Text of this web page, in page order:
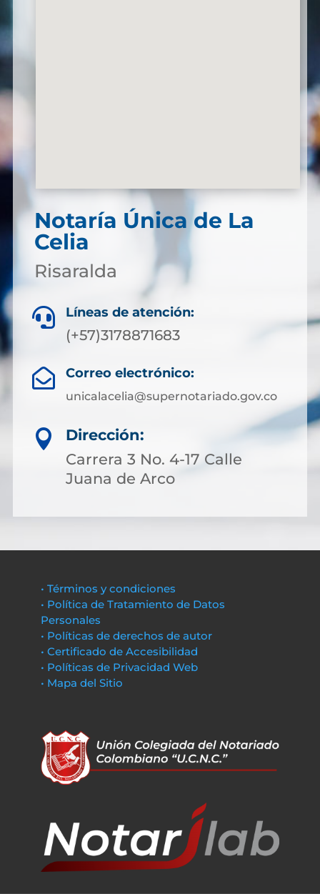
Notaría Única de La
Celia
Risaralda
 Líneas de atención:
(+57)3178871683
 Correo electrónico:
unicalacelia@supernotariado.gov.co

Dirección:
Carrera 3 No. 4-17 Calle
Juana de Arco
• Términos y condiciones
• Política de Tratamiento de Datos
Personales
• Políticas de derechos de autor
• Certificado de Accesibilidad
• Políticas de Privacidad Web
• Mapa del Sitio